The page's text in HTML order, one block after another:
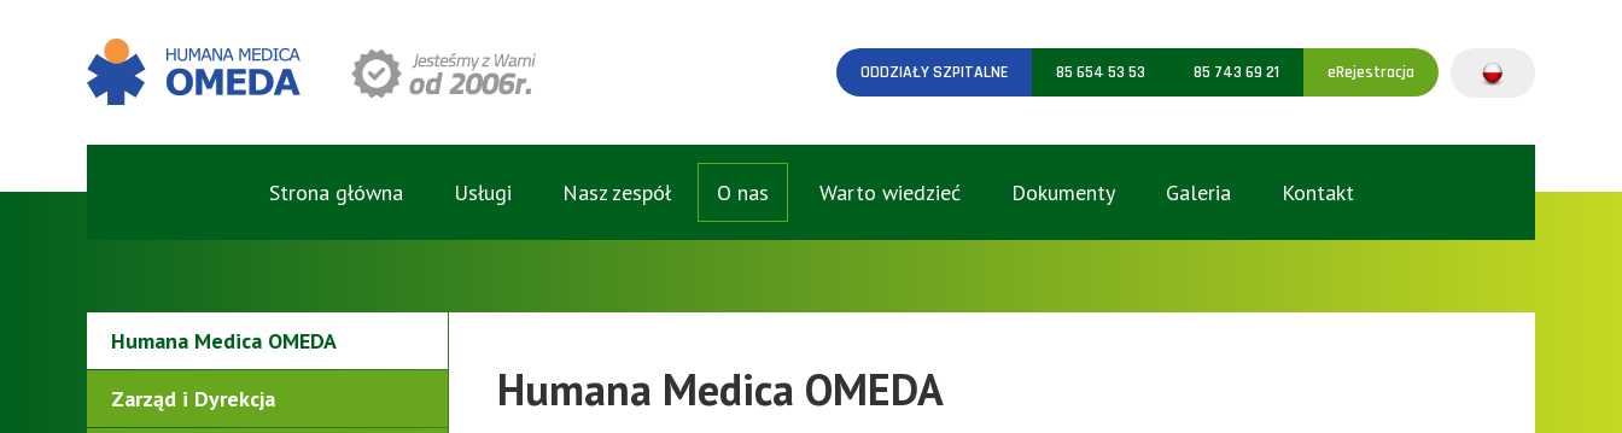
ODDZIAŁY SZPITALNE 85 654 53 53 85 743 69 21 eRejestracja
Strona główna Usługi Nasz zespół O nas Warto wiedzieć Dokumenty Galeria Kontakt
Humana Medica OMEDA
Zarząd i Dyrekcja Humana Medica OMEDA